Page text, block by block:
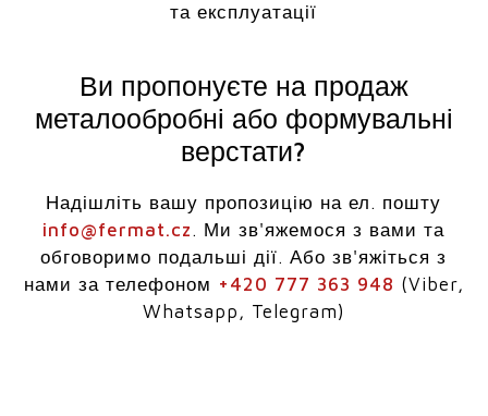
та експлуатації
Ви пропонуєте на продаж
металообробні або формувальні
верстати?
Надішліть вашу пропозицію на ел. пошту
info@fermat.cz. Ми зв'яжемося з вами та
обговоримо подальші дії. Або зв'яжіться з
нами за телефоном +420 777 363 948 (Viber,
Whatsapp, Telegram)